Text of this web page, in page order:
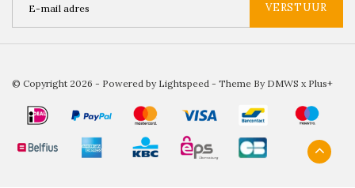
VERSTUUR
© Copyright 2026 - Powered by Lightspeed - Theme By DMWS x Plus+